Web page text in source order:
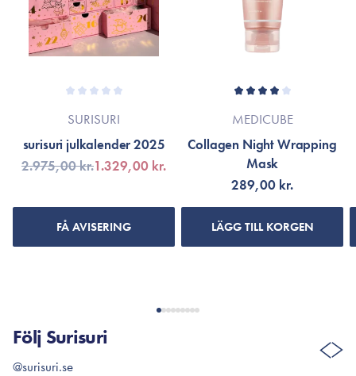
SURISURI
surisuri julkalender 2025
2.975,00 kr.1.329,00 kr.
FÅ AVISERING
MEDICUBE
Collagen Night Wrapping
Mask
289,00 kr.
LÄGG TILL KORGEN
Följ Surisuri
@surisuri.se